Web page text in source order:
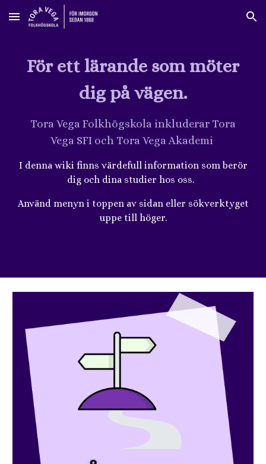
Skip to main content Skip to navigation
För ett lärande som möter
dig på vägen.
Tora Vega Folkhögskola inkluderar Tora
Vega SFI och Tora Vega Akademi
I denna wiki finns värdefull information som berör
dig och dina studier hos oss.
Använd menyn i toppen av sidan eller sökverktyget
uppe till höger.